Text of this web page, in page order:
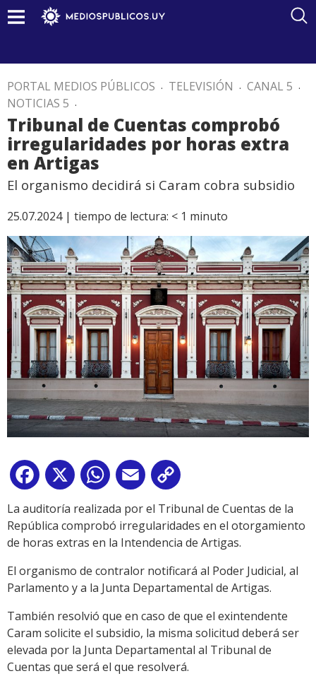
PORTAL MEDIOS PÚBLICOS . TELEVISIÓN . CANAL 5 .
NOTICIAS 5 .
Tribunal de Cuentas comprobó
irregularidades por horas extra
en Artigas
El organismo decidirá si Caram cobra subsidio
25.07.2024 | tiempo de lectura: < 1 minuto
Facebook
X WhatsApp
Email
Link
La auditoría realizada por el Tribunal de Cuentas de la
República comprobó irregularidades en el otorgamiento
de horas extras en la Intendencia de Artigas.
El organismo de contralor notificará al Poder Judicial, al
Parlamento y a la Junta Departamental de Artigas.
También resolvió que en caso de que el exintendente
Caram solicite el subsidio, la misma solicitud deberá ser
elevada por la Junta Departamental al Tribunal de
Cuentas que será el que resolverá.